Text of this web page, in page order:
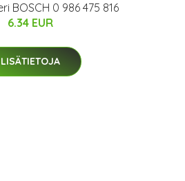
BOSCH 0 986 475 816
6.34 EUR
LISÄTIETOJA